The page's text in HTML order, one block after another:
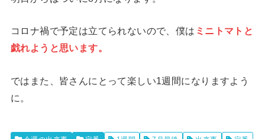
コロナ禍で予定は立てられないので、僕は ミニトマトと
戯れようと思います。
ではまた、皆さんにとって楽しい1週間になりますよう
に。